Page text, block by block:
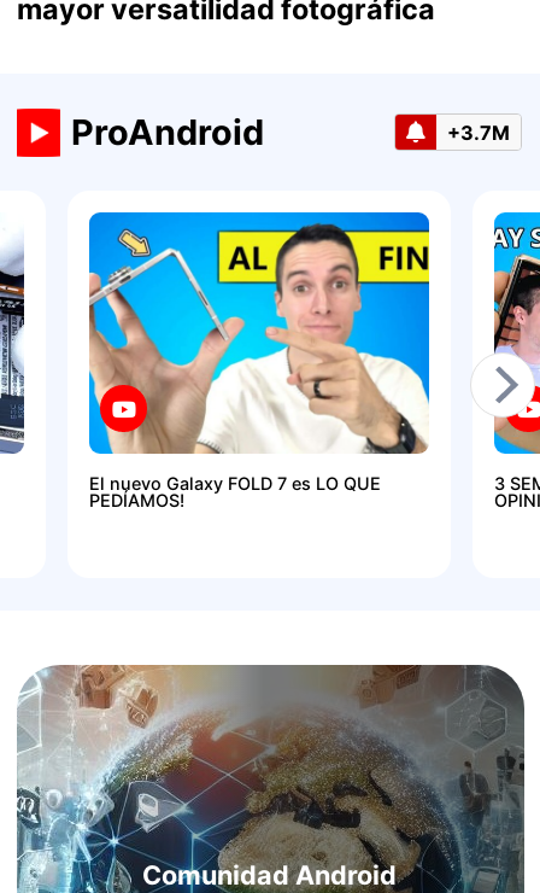
mayor versatilidad fotográfica
ProAndroid +3.7M
El nuevo Galaxy FOLD 7 es LO QUE
PEDÍAMOS!
3
Comunidad Android